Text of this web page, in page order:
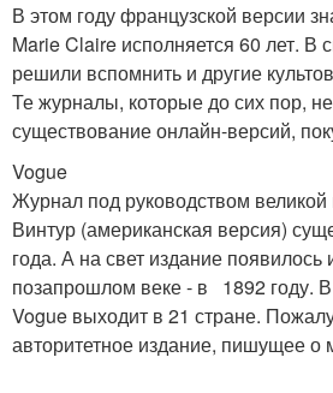
В этом году французской версии
Marie Claire исполняется 60 лет. В
решили вспомнить и другие
Те журналы, которые до сих пор,
существование онлайн-версий,
Vogue
Журнал под руководством
Винтур (американская версия)
года. А на свет издание появилось
позапрошлом веке - в 1892 году.
Vogue выходит в 21 стране.
авторитетное издание, пишущее о